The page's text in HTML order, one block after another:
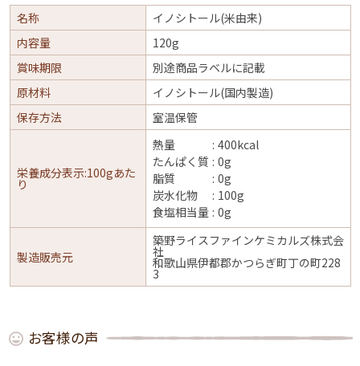
名称
イノシトール(米由来)
内容量
120g
賞味期限
別途商品ラベルに記載
原材料
イノシトール(国内製造)
保存方法
室温保管
栄養成分表示:100gあた
り
熱量
400kcal
たんぱく質 0g
脂質
0g
炭水化物
100g
食塩相当量 0g
製造販売元
築野ライスファインケミカルズ株式会
社
和歌山県伊都郡かつらぎ町丁の町228
3
お客様の声